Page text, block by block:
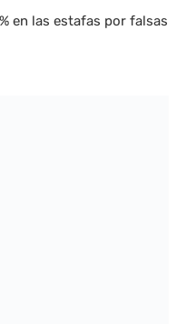
en las estafas por falsas